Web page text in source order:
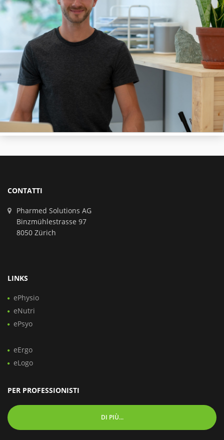
CONTATTI
Pharmed Solutions AG
Binzmühlestrasse 97
8050 Zürich
LINKS
ePhysio
eNutri
ePsyo
eErgo
eLogo
PER PROFESSIONISTI
DI PIÙ...